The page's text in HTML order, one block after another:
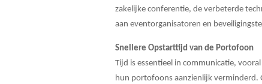
zakelijke conferentie, de verbeterde
aan eventorganisatoren en
Snellere Opstarttijd van de Portofoon
Tijd is essentieel in communicatie,
hun portofoons aanzienlijk verminderd.